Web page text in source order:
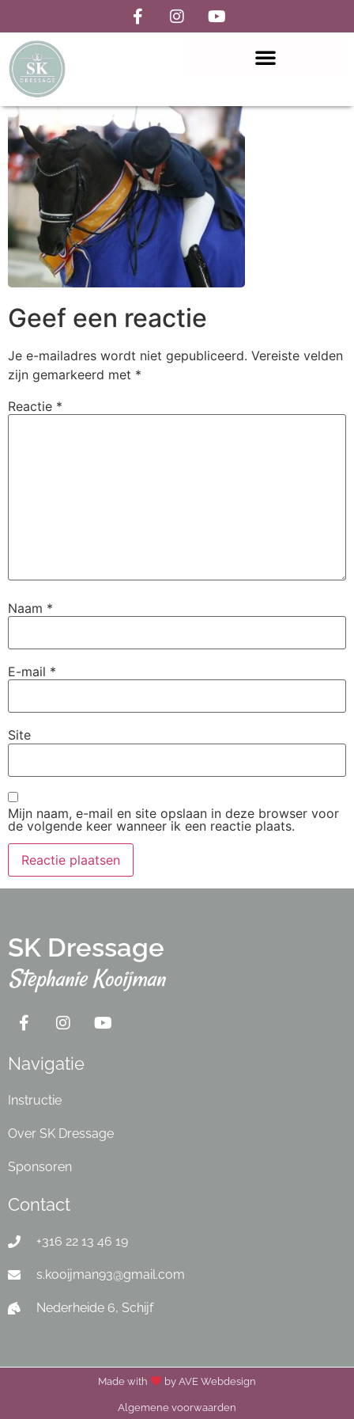
Geef een reactie
Je e-mailadres wordt niet gepubliceerd. Vereiste velden
zijn gemarkeerd met *
Reactie *
Naam *
E-mail *
Site
Mijn naam, e-mail en site opslaan in deze browser voor
de volgende keer wanneer ik een reactie plaats.
SK Dressage
Stephanie Kooijman
Navigatie
Instructie
Over SK Dressage
Sponsoren
Contact
+316 22 13 46 19
s.kooijman93@gmail.com
Nederheide 6, Schijf
Made with by AVE Webdesign
Algemene voorwaarden